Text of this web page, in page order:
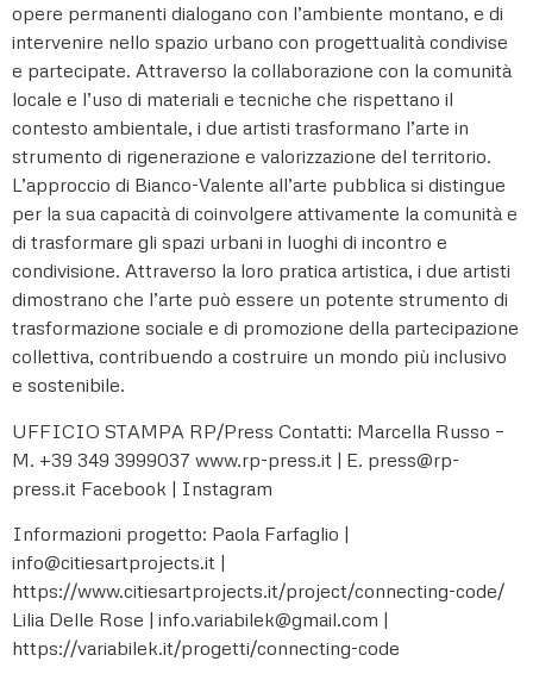
opere permanenti dialogano con l’ambiente montano, e di
intervenire nello spazio urbano con progettualità condivise
e partecipate. Attraverso la collaborazione con la comunità
locale e l’uso di materiali e tecniche che rispettano il
contesto ambientale, i due artisti trasformano l’arte in
strumento di rigenerazione e valorizzazione del territorio.
L’approccio di Bianco-Valente all’arte pubblica si distingue
per la sua capacità di coinvolgere attivamente la comunità e
di trasformare gli spazi urbani in luoghi di incontro e
condivisione. Attraverso la loro pratica artistica, i due artisti
dimostrano che l’arte può essere un potente strumento di
trasformazione sociale e di promozione della partecipazione
collettiva, contribuendo a costruire un mondo più inclusivo
e sostenibile.
UFFICIO STAMPA RP/Press Contatti: Marcella Russo –
M. +39 349 3999037 www.rp-press.it | E. press@rp-
press.it Facebook | Instagram
Informazioni progetto: Paola Farfaglio |
info@citiesartprojects.it |
https://www.citiesartprojects.it/project/connecting-code/
Lilia Delle Rose | info.variabilek@gmail.com |
https://variabilek.it/progetti/connecting-code